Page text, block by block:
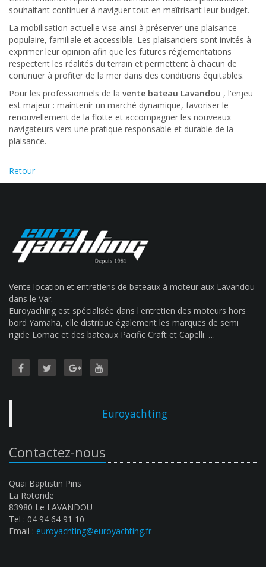
souhaitant continuer à naviguer tout en maîtrisant leur budget.
La mobilisation actuelle vise ainsi à préserver une plaisance
populaire, familiale et accessible. Les plaisanciers sont invités à
exprimer leur opinion afin que les futures réglementations
respectent les réalités du terrain et permettent à chacun de
continuer à profiter de la mer dans des conditions équitables.
Pour les professionnels de la vente bateau Lavandou , l'enjeu
est majeur : maintenir un marché dynamique, favoriser le
renouvellement de la flotte et accompagner les nouveaux
navigateurs vers une pratique responsable et durable de la
plaisance.
Retour
Vente location et entretiens de bateaux à moteur aux Lavandou
dans le Var.
Euroyaching est spécialisée dans l'entretien des moteurs hors
bord Yamaha, elle distribue également les marques de semi
rigide Lomac et des bateaux Pacific Craft et Capelli. …
Euroyachting
Contactez-nous
Quai Baptistin Pins
La Rotonde
83980 Le LAVANDOU
Tel : 04 94 64 91 10
Email : euroyachting@euroyachting.fr